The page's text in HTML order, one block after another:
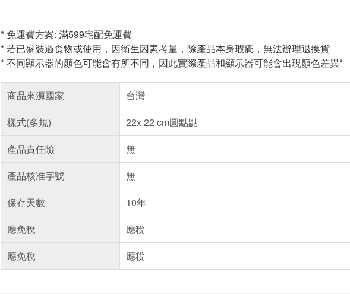
* 免運費方案: 滿599宅配免運費
* 若已盛裝過食物或使用，因衛生因素考量，除產品本身瑕疵，無法辦理退換貨
* 不同顯示器的顏色可能會有所不同，因此實際產品和顯示器可能會出現顏色差異*
商品來源國家
台灣
樣式(多規)
22x 22 cm圓點點
產品責任險
無
產品核准字號
無
保存天數
10年
應免稅
應稅
應免稅
應稅